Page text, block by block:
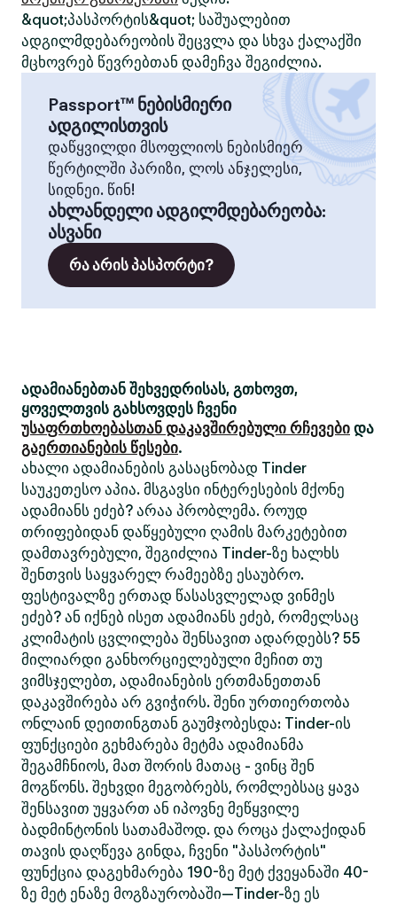
&quot;პასპორტის&quot; საშუალებით
ადგილმდებარეობის შეცვლა და სხვა ქალაქში
მცხოვრებ წევრებთან დამეჩვა შეგიძლია.
Passport™ ნებისმიერი
ადგილისთვის
დაწყვილდი მსოფლიოს ნებისმიერ
წერტილში პარიზი, ლოს ანჯელესი,
სიდნეი. წინ!
ახლანდელი ადგილმდებარეობა:
ასვანი
რა არის პასპორტი?
ადამიანებთან შეხვედრისას, გთხოვთ,
ყოველთვის გახსოვდეს ჩვენი
უსაფრთხოებასთან დაკავშირებული რჩევები და
გაერთიანების წესები.
ახალი ადამიანების გასაცნობად Tinder
საუკეთესო აპია. მსგავსი ინტერესების მქონე
ადამიანს ეძებ? არაა პრობლემა. როუდ
თრიფებიდან დაწყებული ღამის მარკეტებით
დამთავრებული, შეგიძლია Tinder-ზე ხალხს
შენთვის საყვარელ რამეებზე ესაუბრო.
ფესტივალზე ერთად წასასვლელად ვინმეს
ეძებ? ან იქნებ ისეთ ადამიანს ეძებ, რომელსაც
კლიმატის ცვლილება შენსავით ადარდებს? 55
მილიარდი განხორციელებული მეჩით თუ
ვიმსჯელებთ, ადამიანების ერთმანეთთან
დაკავშირება არ გვიჭირს. შენი ურთიერთობა
ონლაინ დეითინგთან გაუმჯობესდა: Tinder-ის
ფუნქციები გეხმარება მეტმა ადამიანმა
შეგამჩნიოს, მათ შორის მათაც - ვინც შენ
მოგწონს. შეხვდი მეგობრებს, რომლებსაც ყავა
შენსავით უყვართ ან იპოვნე მეწყვილე
ბადმინტონის სათამაშოდ. და როცა ქალაქიდან
თავის დაღწევა გინდა, ჩვენი "პასპორტის"
ფუნქცია დაგეხმარება 190-ზე მეტ ქვეყანაში 40-
ზე მეტ ენაზე მოგზაურობაში—Tinder-ზე ეს